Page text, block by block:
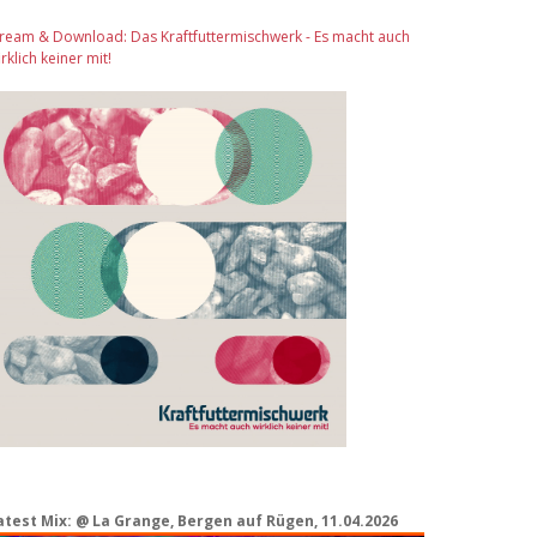
& Download: Das Kraftfuttermischwerk - Es macht auch
keiner mit!
Mix: @ La Grange, Bergen auf Rügen, 11.04.2026